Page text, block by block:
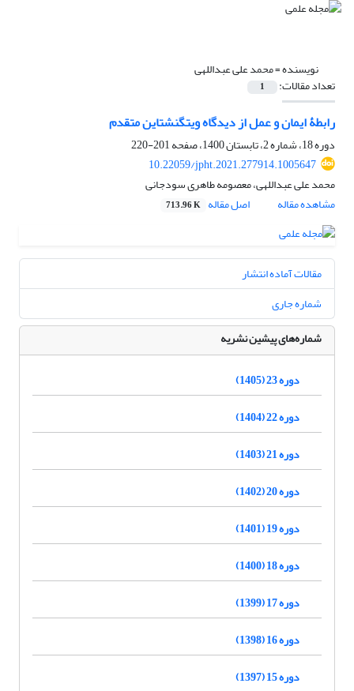
نویسنده =محمد علی عبداللهی
تعداد مقالات: 1
رابطۀ ایمان و عمل از دیدگاه ویتگنشتاین متقدم
دوره 18، شماره 2، تابستان 1400، صفحه
201-220
10.22059/jpht.2021.277914.1005647
محمد علی عبداللهی، معصومه طاهری سودجانی
مشاهده مقاله
اصل مقاله 713.96 K
مقالات آماده انتشار
شماره جاری
شماره‌های پیشین نشریه
دوره 23 (1405)
دوره 22 (1404)
دوره 21 (1403)
دوره 20 (1402)
دوره 19 (1401)
دوره 18 (1400)
دوره 17 (1399)
دوره 16 (1398)
دوره 15 (1397)